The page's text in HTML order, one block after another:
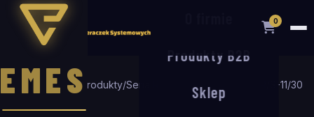
EMES
0
Produkty B2B
Sklep
Strona główna /Produkty/Seria R/S
System wejściowy R/S-11/30